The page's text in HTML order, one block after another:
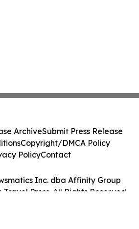
Inc. dba Affinity Group
Press. All Rights Reserved.
ArchiveSubmit Press Release
Copyright/DMCA Policy
PolicyContact